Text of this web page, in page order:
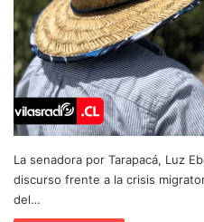
La senadora por Tarapacá, Luz
discurso frente a la crisis
del…